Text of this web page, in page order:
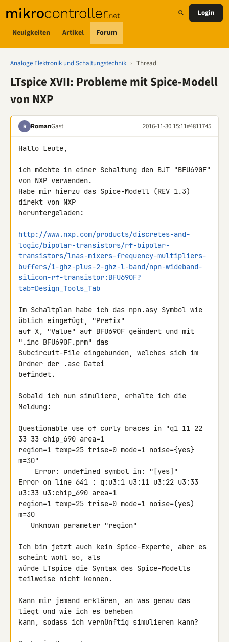
Neuigkeiten Artikel Forum
Login
Analoge Elektronik und Schaltungstechnik › Thread
LTspice XVII: Probleme mit Spice-Modell
von NXP
R RomanGast 2016-11-30 15:11#4811745
Hallo Leute,
ich möchte in einer Schaltung den BJT "BFU690F"
von NXP verwenden.
Habe mir hierzu das Spice-Modell (REV 1.3)
direkt von NXP
heruntergeladen:
http://www.nxp.com/products/discretes-and-
logic/bipolar-transistors/rf-bipolar-
transistors/lnas-mixers-frequency-multipliers-
buffers/1-ghz-plus-2-ghz-l-band/npn-wideband-
silicon-rf-transistor:BFU690F?
tab=Design_Tools_Tab
Im Schaltplan habe ich das npn.asy Symbol wie
üblich eingefügt, "Prefix"
auf X, "Value" auf BFU690F geändert und mit
".inc BFU690F.prm" das
Subcircuit-File eingebunden, welches sich im
Ordner der .asc Datei
befindet.
Sobald ich nun simuliere, erhalte ich die
Meldung:
Questionable use of curly braces in "q1 11 22
33 33 chip_690 area=1
region=1 temp=25 trise=0 mode=1 noise={yes}
m=30"
Error on line 641 : q:u3:1 u3:11 u3:22 u3:33
u3:33 u3:chip_690 area=1
region=1 temp=25 trise=0 mode=1 noise=(yes)
m=30
Ich bin jetzt auch kein Spice-Experte, aber es
scheint wohl so, als
würde LTspice die Syntax des Spice-Modells
teilweise nicht kennen.
Kann mir jemand erklären, an was genau das
liegt und wie ich es beheben
kann, sodass ich vernünftig simulieren kann?